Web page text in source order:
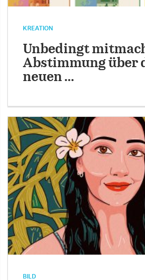
KREATION
Unbedingt
Abstimmung über
neuen …
BILD